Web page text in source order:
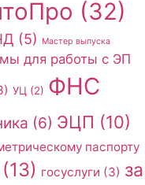
(32)
(5)
Мастер выпуска
для работы с ЭП
УЦ (2) ФНС
(6) ЭЦП (10)
паспорту
(13) госуслуги (3) за